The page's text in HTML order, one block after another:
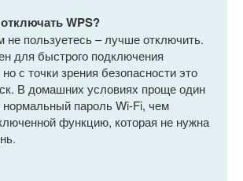
WPS?
не пользуетесь – лучше отключить.
для быстрого подключения
с точки зрения безопасности это
В домашних условиях проще один
нормальный пароль Wi-Fi, чем
функцию, которая не нужна